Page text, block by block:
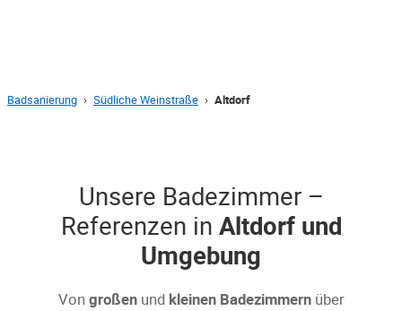
Badsanierung › Südliche Weinstraße › Altdorf
Unsere Badezimmer –
Referenzen in Altdorf und
Umgebung
Von großenund kleinen Badezimmernüber